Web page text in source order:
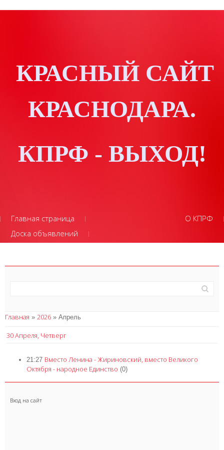
КРАСНЫЙ САЙТ
КРАСНОДАРА.
КПРФ - ВЫХОД!
Главная страница
О КПРФ
Доска объявлений
Главная » 2026 » Апрель
30 Апреля, Четверг
21:27 Вместо Ленина - Жириновский, вместо Великого
Октября - народное Единство (0)
Вход на сайт